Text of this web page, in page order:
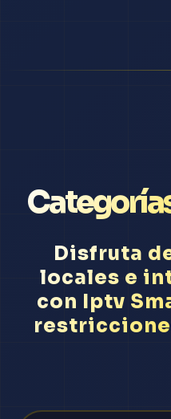
Disfruta
locales e
con Iptv